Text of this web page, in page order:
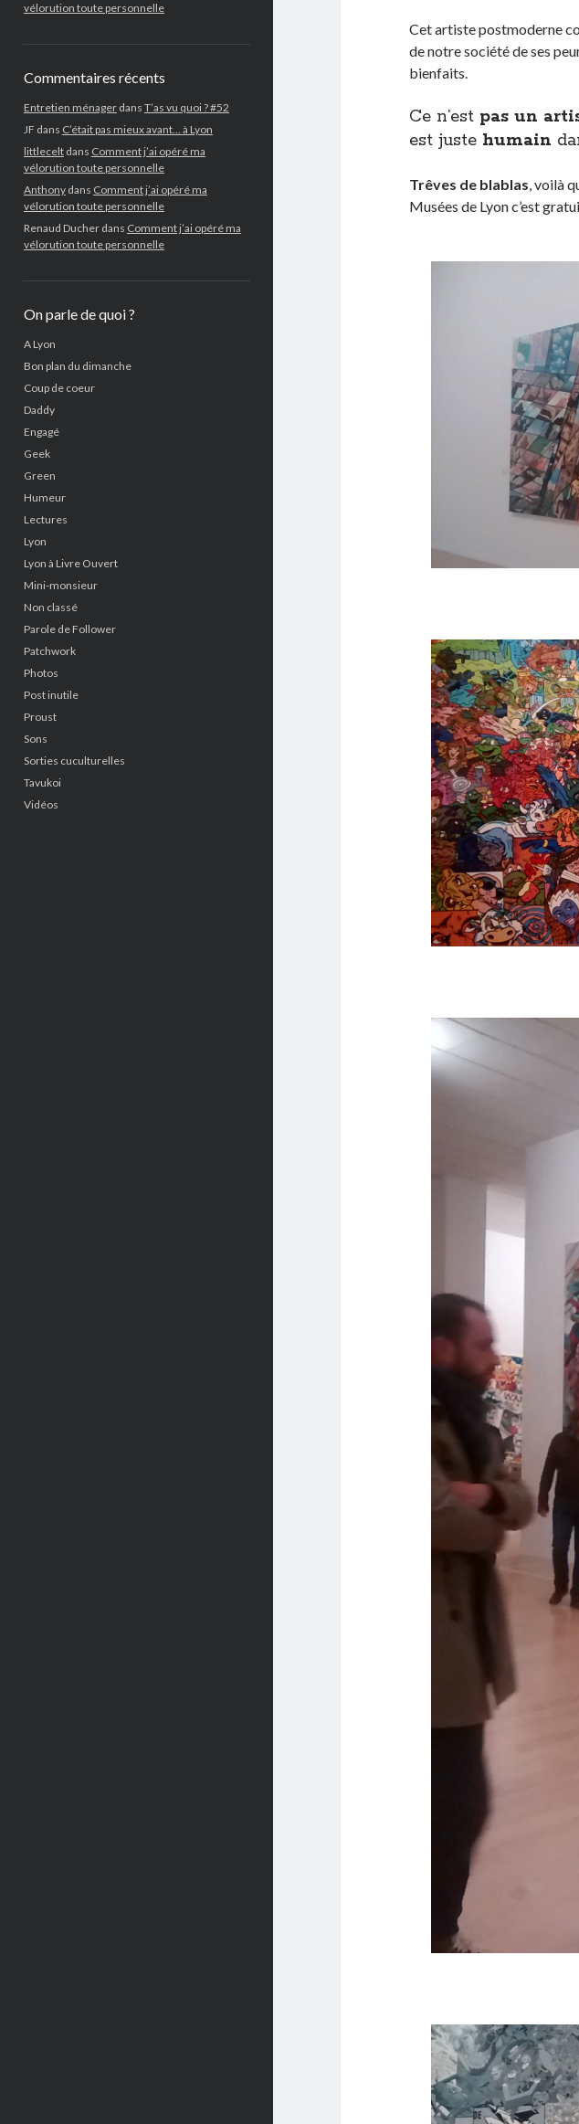
vélorution toute personnelle
Commentaires récents
Entretien ménagerdans T’as vu quoi ? #52
JF dans C’était pas mieux avant… à Lyon
littleceltdans Comment j’ai opéré ma
vélorution toute personnelle
Anthonydans Comment j’ai opéré ma
vélorution toute personnelle
Renaud Ducherdans Comment j’ai opéré ma
vélorution toute personnelle
On parle de quoi ?
A Lyon
Bon plan du dimanche
Coup de coeur
Daddy
Engagé
Geek
Green
Humeur
Lectures
Lyon
Lyon à Livre Ouvert
Mini-monsieur
Non classé
Parole de Follower
Patchwork
Photos
Post inutile
Proust
Sons
Sorties cuculturelles
Tavukoi
Vidéos
Cet artiste postmoderne
de notre société de ses
bienfaits.
Ce n’est pas un
est juste humain
Trêves de blablas, voilà
Musées de Lyon c’est